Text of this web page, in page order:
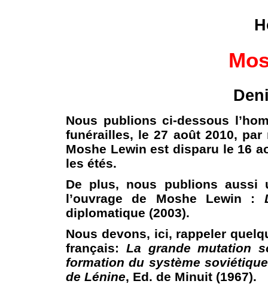
Nous publions ci-dessous
funérailles, le 27 août 2010,
Moshe Lewin est disparu le 16
les étés.
De plus, nous publions aussi
l’ouvrage de Moshe Lewin :
diplomatique (2003).
Nous devons, ici, rappeler
français: La grande mutation
formation du système soviétique
de Lénine, Ed. de Minuit (1967).